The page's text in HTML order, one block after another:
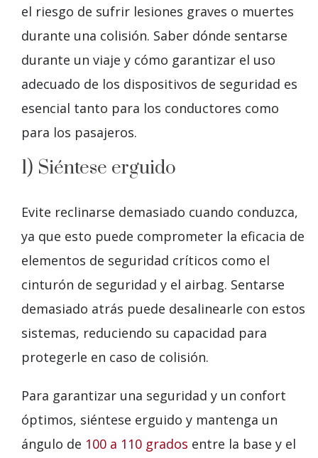
el riesgo de sufrir lesiones graves o muertes
durante una colisión. Saber dónde sentarse
durante un viaje y cómo garantizar el uso
adecuado de los dispositivos de seguridad es
esencial tanto para los conductores como
para los pasajeros.
1) Siéntese erguido
Evite reclinarse demasiado cuando conduzca,
ya que esto puede comprometer la eficacia de
elementos de seguridad críticos como el
cinturón de seguridad y el airbag. Sentarse
demasiado atrás puede desalinearle con estos
sistemas, reduciendo su capacidad para
protegerle en caso de colisión.
Para garantizar una seguridad y un confort
óptimos, siéntese erguido y mantenga un
ángulo de 100 a 110 grados entre la base y el